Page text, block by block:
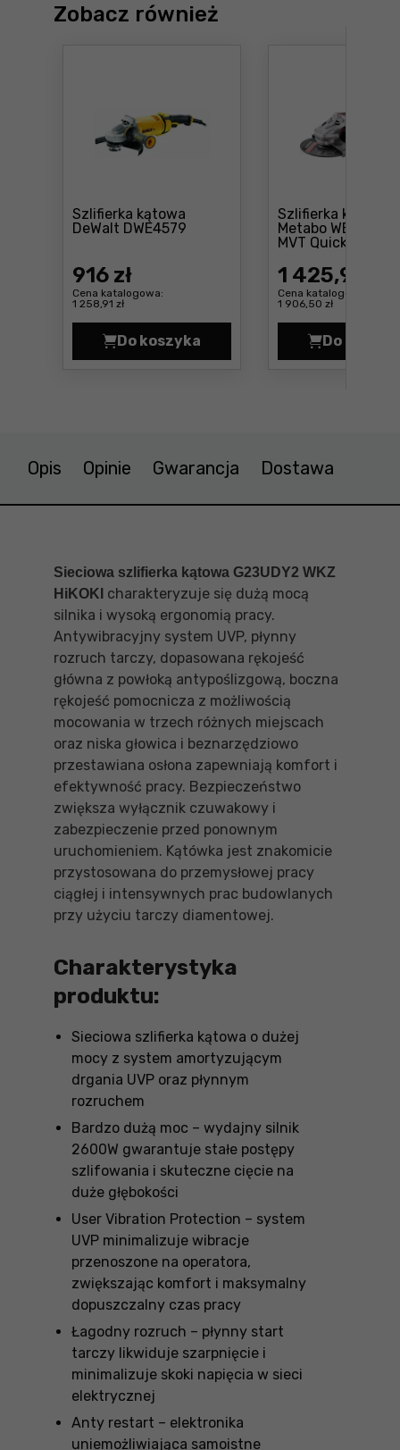
Zobacz również
Szlifierka kątowa
DeWalt DWE4579
916 zł
Cena katalogowa:
1 258,91 zł
Do koszyka
Szlifierka kątowa DeWalt
Szlifierka kątowa
Metabo WEPBA
MVT Quick
1 425,99 zł
Cena katalogowa:
1 906,50 zł
Do
Opis Opinie Gwarancja Dostawa
Sieciowa szlifierka kątowa G23UDY2 WKZ
HiKOKI charakteryzuje się dużą mocą
silnika i wysoką ergonomią pracy.
Antywibracyjny system UVP, płynny
rozruch tarczy, dopasowana rękojeść
główna z powłoką antypoślizgową, boczna
rękojeść pomocnicza z możliwością
mocowania w trzech różnych miejscach
oraz niska głowica i beznarzędziowo
przestawiana osłona zapewniają komfort i
efektywność pracy. Bezpieczeństwo
zwiększa wyłącznik czuwakowy i
zabezpieczenie przed ponownym
uruchomieniem. Kątówka jest znakomicie
przystosowana do przemysłowej pracy
ciągłej i intensywnych prac budowlanych
przy użyciu tarczy diamentowej.
Charakterystyka
produktu:
Sieciowa szlifierka kątowa o dużej
mocy z system amortyzującym
drgania UVP oraz płynnym
rozruchem
Bardzo dużą moc – wydajny silnik
2600W gwarantuje stałe postępy
szlifowania i skuteczne cięcie na
duże głębokości
User Vibration Protection – system
UVP minimalizuje wibracje
przenoszone na operatora,
zwiększając komfort i maksymalny
dopuszczalny czas pracy
Łagodny rozruch – płynny start
tarczy likwiduje szarpnięcie i
minimalizuje skoki napięcia w sieci
elektrycznej
Anty restart – elektronika
uniemożliwiająca samoistne